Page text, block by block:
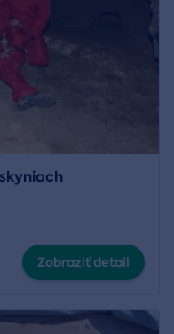
Zobraziť detail